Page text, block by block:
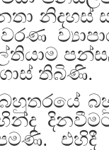
නිදහස්
තිබිණි.
එහිදී